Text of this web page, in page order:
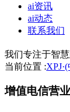
ai资讯
ai动态
联系我们
我们专注于智
当前位置 :
增值电信营